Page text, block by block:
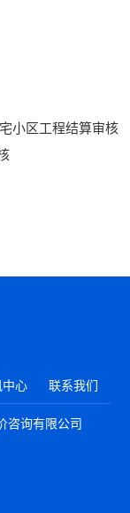
小区工程结算审核
中心 联系我们
咨询有限公司